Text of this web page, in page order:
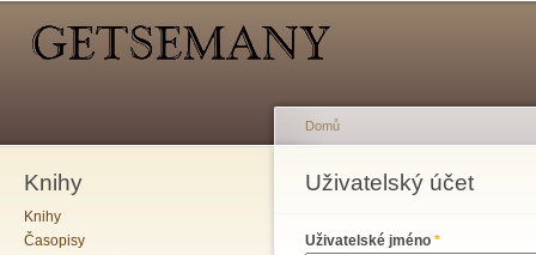
Knihy
Knihy
Časopisy
Jste zde
Domů
Uživatelský účet
Hlavní záložky
Uživatelské jméno *